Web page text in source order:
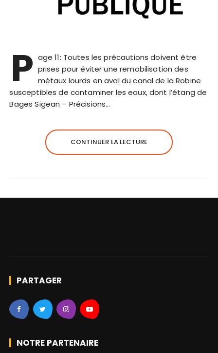
P age 11: Toutes les précautions doivent être
prises pour éviter une remobilisation des
métaux lourds en aval du canal de la Robine
susceptibles de contaminer les eaux, dont l’étang de
Bages Sigean – Précisions…
CONTINUER LA LECTURE
PARTAGER
NOTRE PARTENAIRE